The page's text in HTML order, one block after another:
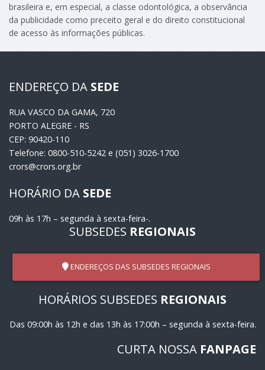
brasileira e, em especial, a classe odontológica, a observância
da publicidade como preceito geral e do direito constitucional
de acesso às informações públicas.
ENDEREÇO DA SEDE
RUA VASCO DA GAMA, 720
PORTO ALEGRE - RS
CEP: 90420-110
Telefone: 0800-510-5242 e (051) 3026-1700
crors@crors.org.br
HORÁRIO DA SEDE
09h às 17h – segunda à sexta-feira-.
SUBSEDES REGIONAIS
ENDEREÇOS DAS SUBSEDES REGIONAIS
HORÁRIOS SUBSEDES REGIONAIS
Das 09:00h às 12h e das 13h às 17:00h – segunda à sexta-feira.
CURTA NOSSA FANPAGE